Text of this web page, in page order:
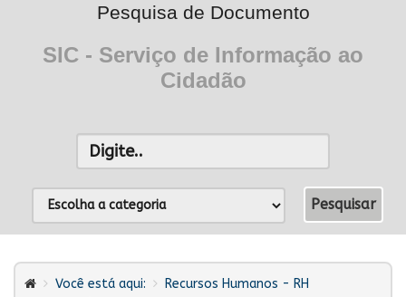
Pesquisa de Documento
SIC - Serviço de Informação ao
Cidadão
Você está aqui:
Recursos Humanos - RH